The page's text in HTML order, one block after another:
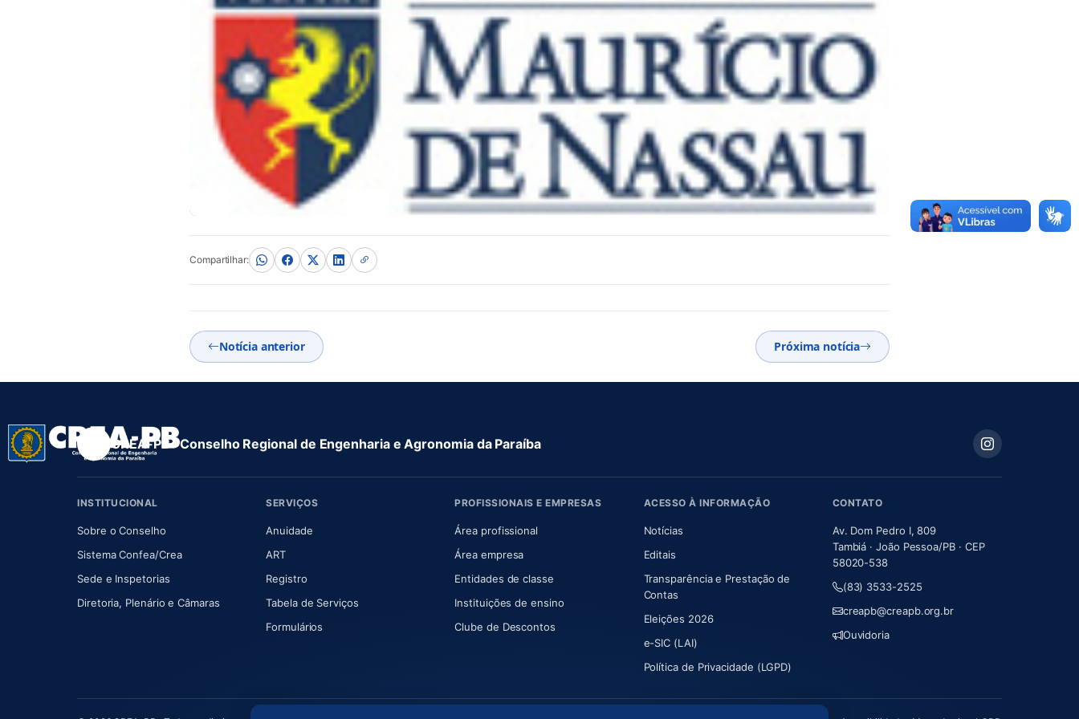
Compartilhar:
Notícia anterior Próxima notícia
CREA-PB · Conselho Regional de Engenharia e Agronomia da Paraíba
INSTITUCIONAL
Sobre o Conselho(abre em nova aba)
Sistema Confea/Crea(abre em nova aba)
Sede e Inspetorias
Diretoria, Plenário e Câmaras(abre em nova aba)
SERVIÇOS
Anuidade(abre em nova aba)
ART(abre em nova aba)
Registro
Tabela de Serviços
Formulários
PROFISSIONAIS E EMPRESAS
Área profissional
Área empresa
Entidades de classe
Instituições de ensino
Clube de Descontos
ACESSO À INFORMAÇÃO
Notícias
Editais
Transparência e Prestação de
Contas
Eleições 2026
e-SIC (LAI)
Política de Privacidade (LGPD)
CONTATO
Av. Dom Pedro I, 809
Tambiá · João Pessoa/PB · CEP
58020-538
(83) 3533-2525
creapb@creapb.org.br
Ouvidoria